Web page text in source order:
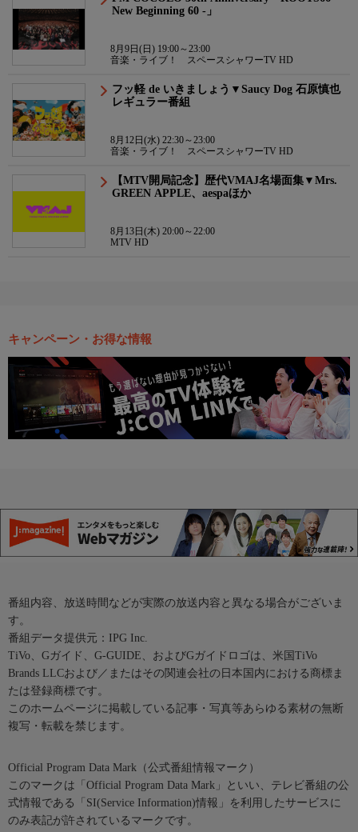
New Beginning 60 -」
8月9日(日) 19:00～23:00
音楽・ライブ！ スペースシャワーTV HD
フッ軽 de いきましょう▼Saucy Dog 石原慎也
レギュラー番組
8月12日(水) 22:30～23:00
音楽・ライブ！ スペースシャワーTV HD
【MTV開局記念】歴代VMAJ名場面集▼Mrs.
GREEN APPLE、aespaほか
8月13日(木) 20:00～22:00
MTV HD
キャンペーン・お得な情報
番組内容、放送時間などが実際の放送内容と異なる場合がございま
す。
番組データ提供元：IPG Inc.
TiVo、Gガイド、G-GUIDE、およびGガイドロゴは、米国TiVo
Brands LLCおよび／またはその関連会社の日本国内における商標ま
たは登録商標です。
このホームページに掲載している記事・写真等あらゆる素材の無断
複写・転載を禁じます。
Official Program Data Mark（公式番組情報マーク）
このマークは「Official Program Data Mark」といい、テレビ番組の公
式情報である「SI(Service Information)情報」を利用したサービスに
のみ表記が許されているマークです。